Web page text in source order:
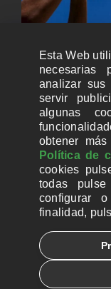
Esta Web
necesarias
analizar
servir
algunas
obtener
Política de
cookies
todas
configurar
finalidad,